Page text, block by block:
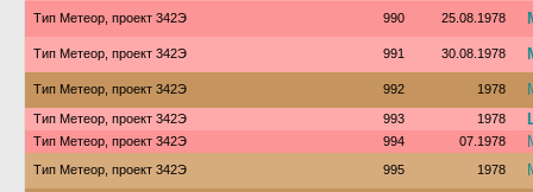
Тип Метеор, проект 342Э 990 25.08.1978
Тип Метеор, проект 342Э 991 30.08.1978
Тип Метеор, проект 342Э 992 1978
Тип Метеор, проект 342Э 993 1978
Тип Метеор, проект 342Э 994 07.1978
Тип Метеор, проект 342Э 995 1978